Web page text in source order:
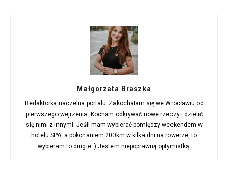
Małgorzata Braszka
Redaktorka naczelna portalu. Zakochałam się we Wrocławiu od
pierwszego wejrzenia. Kocham odkrywać nowe rzeczy i dzielić
się nimi z innymi. Jeśli mam wybierać pomiędzy weekendem w
hotelu SPA, a pokonaniem 200km w kilka dni na rowerze, to
wybieram to drugie :) Jestem niepoprawną optymistką.